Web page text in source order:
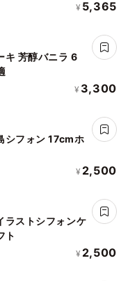
¥ 5,365
キ 芳醇バニラ 6
¥ 3,300
シフォン 17cmホ
¥ 2,500
ラストシフォンケ
ト
¥ 2,500